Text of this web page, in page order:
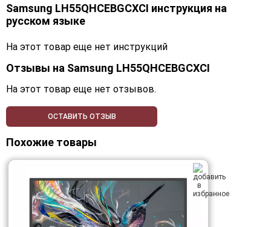
Samsung LH55QHCEBGCXCI инструкция на
русском языке
На этот товар еще нет инструкций
Отзывы на Samsung LH55QHCEBGCXCI
На этот товар еще нет отзывов.
ОСТАВИТЬ ОТЗЫВ
Похожие товары